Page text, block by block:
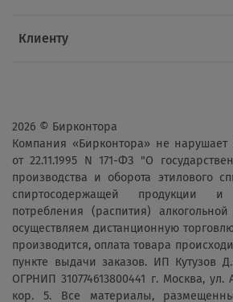
Клиенту
2026 © Бирконтора
Компания «Бирконтора» не
от 22.11.1995 N 171-ФЗ "О
производства и оборота этилового
спиртосодержащей продукции
потребления (распития)
осуществляем дистанционную
производится, оплата товара
пункте выдачи заказов. ИП Кутузов
ОГРНИП 310774613800441 г. Москва,
кор. 5. Все материалы,